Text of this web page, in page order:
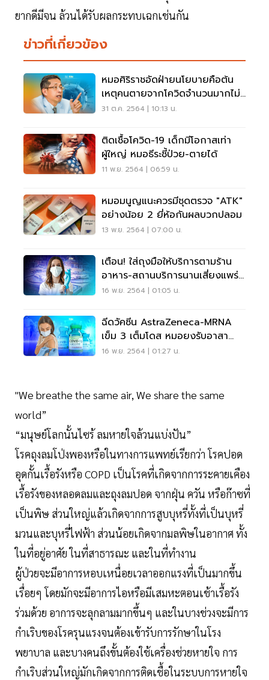
ยากดีมีจน ล้วนได้รับผลกระทบเฉกเช่นกัน
ข่าวที่เกี่ยวข้อง
หมอศิริราชอัดฝ่ายนโยบายคือต้น
เหตุคนตายจากโควิดจำนวนมากไม่
ใช่เดลตา
31 ต.ค. 2564 | 10:13 น.
ติดเชื้อโควิด-19 เด็กมีโอกาสเท่า
ผู้ใหญ่ หมอธีระชี้ป่วย-ตายได้
11 พ.ย. 2564 | 06:59 น.
หมอมนูญแนะควรมีชุดตรวจ "ATK"
อย่างน้อย 2 ยี่ห้อกันผลบวกปลอม
13 พ.ย. 2564 | 07:00 น.
เตือน! ใส่ถุงมือให้บริการตามร้าน
อาหาร-สถานบริการนานเสี่ยงแพร่
เชื้อโควิด
16 พ.ย. 2564 | 01:05 น.
ฉีดวัคซีน AstraZeneca-MRNA
เข็ม 3 เต็มโดส หมอยงรับอาสา
สมัครที่ฉีดแบบไขว้
16 พ.ย. 2564 | 01:27 น.
"We breathe the same air, We share the same
world”
“มนุษย์โลกนั้นไซร้ ลมหายใจล้วนแบ่งปัน”
โรคถุงลมโป่งพองหรือในทางการแพทย์เรียกว่า โรคปอด
อุดกั้นเรื้อรังหรือ COPD เป็นโรคที่เกิดจากการระคายเคือง
เรื้อรังของหลอดลมและถุงลมปอด จากฝุ่น ควัน หรือก๊าซที่
เป็นพิษ ส่วนใหญ่แล้วเกิดจากการสูบบุหรี่ทั้งที่เป็นบุหรี่
มวนและบุหรี่ไฟฟ้า ส่วนน้อยเกิดจากมลพิษในอากาศ ทั้ง
ในที่อยู่อาศัย ในที่สาธารณะ และในที่ทำงาน
ผู้ป่วยจะมีอาการหอบเหนื่อยเวลาออกแรงที่เป็นมากขึ้น
เรื่อยๆ โดยมักจะมีอาการไอหรือมีเสมหะตอนเช้าเรื้อรัง
ร่วมด้วย อาการจะลุกลามมากขึ้นๆ และในบางช่วงจะมีการ
กำเริบของโรครุนแรงจนต้องเข้ารับการรักษาในโรง
พยาบาล และบางคนถึงขั้นต้องใช้เครื่องช่วยหายใจ การ
กำเริบส่วนใหญ่มักเกิดจากการติดเชื้อในระบบการหายใจ